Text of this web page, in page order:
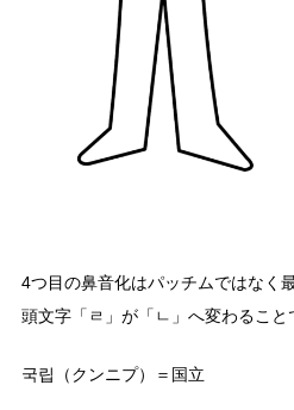
4つ目の鼻音化はパッチムではなく
頭文字「ㄹ」が「ㄴ」へ変わること
국립（クンニプ）＝国立